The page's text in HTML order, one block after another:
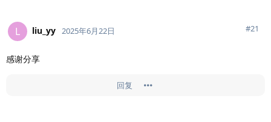
L liu_yy 2025年6月22日 #21
感谢分享
回复